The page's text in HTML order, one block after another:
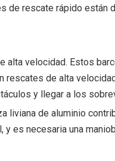
rescate rápido están
velocidad. Estos
de alta
y llegar a los
de aluminio
necesaria una